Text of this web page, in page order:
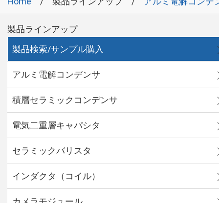
製品ラインアップ
製品検索/サンプル購入
アルミ電解コンデンサ
積層セラミックコンデンサ
電気二重層キャパシタ
セラミックバリスタ
インダクタ（コイル）